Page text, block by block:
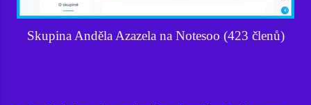
Skupina Anděla Azazela na Notesoo (423 členů)